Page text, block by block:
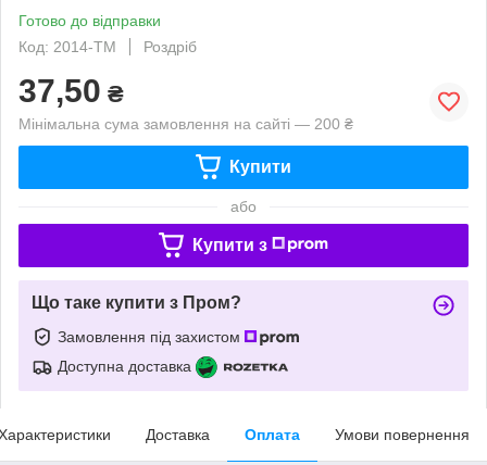
Готово до відправки
Код: 2014-ТМ
Роздріб
37,50 ₴
Мінімальна сума замовлення на сайті — 200 ₴
Купити
або
Купити з
Що таке купити з Пром?
Замовлення під захистом
Доступна доставка
Доставка Оплата Умови повернення